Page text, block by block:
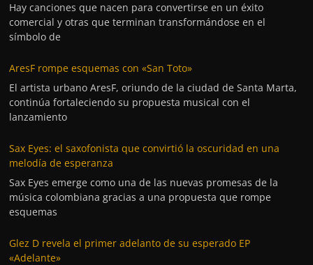
Hay canciones que nacen para convertirse en un éxito
comercial y otras que terminan transformándose en el
símbolo de
AresF rompe esquemas con «San Toto»
El artista urbano AresF, oriundo de la ciudad de Santa Marta,
continúa fortaleciendo su propuesta musical con el
lanzamiento
Sax Eyes: el saxofonista que convirtió la oscuridad en una
melodía de esperanza
Sax Eyes emerge como una de las nuevas promesas de la
música colombiana gracias a una propuesta que rompe
esquemas
Glez D revela el primer adelanto de su esperado EP
«Adelante»